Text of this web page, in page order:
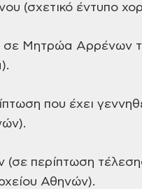
(σχετικό έντυπο
Μητρώα Αρρένων
που έχει
περίπτωση
Αθηνών).